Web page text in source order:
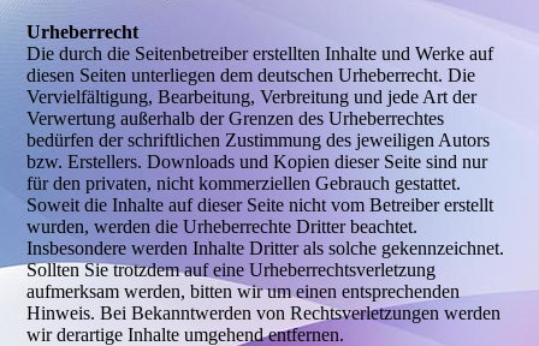
Urheberrecht
Die durch die Seitenbetreiber erstellten Inhalte und Werke auf
diesen Seiten unterliegen dem deutschen Urheberrecht. Die
Vervielfältigung, Bearbeitung, Verbreitung und jede Art der
Verwertung außerhalb der Grenzen des Urheberrechtes
bedürfen der schriftlichen Zustimmung des jeweiligen Autors
bzw. Erstellers. Downloads und Kopien dieser Seite sind nur
für den privaten, nicht kommerziellen Gebrauch gestattet.
Soweit die Inhalte auf dieser Seite nicht vom Betreiber erstellt
wurden, werden die Urheberrechte Dritter beachtet.
Insbesondere werden Inhalte Dritter als solche gekennzeichnet.
Sollten Sie trotzdem auf eine Urheberrechtsverletzung
aufmerksam werden, bitten wir um einen entsprechenden
Hinweis. Bei Bekanntwerden von Rechtsverletzungen werden
wir derartige Inhalte umgehend entfernen.